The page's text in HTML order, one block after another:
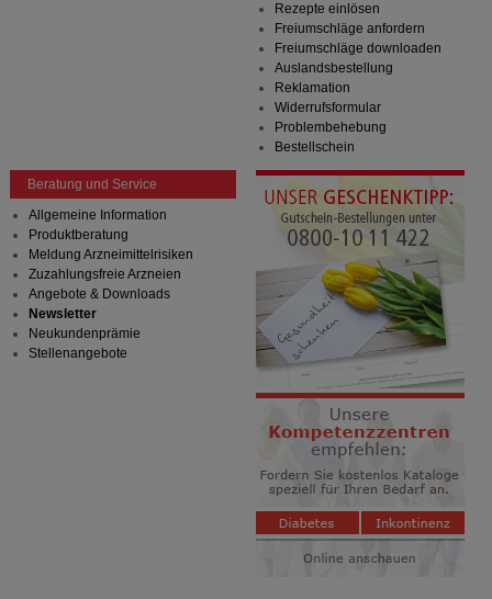
Rezepte einlösen
Freiumschläge anfordern
Freiumschläge downloaden
Auslandsbestellung
Reklamation
Widerrufsformular
Problembehebung
Bestellschein
Beratung und Service
Allgemeine Information
Produktberatung
Meldung Arzneimittelrisiken
Zuzahlungsfreie Arzneien
Angebote & Downloads
Newsletter
Neukundenprämie
Stellenangebote